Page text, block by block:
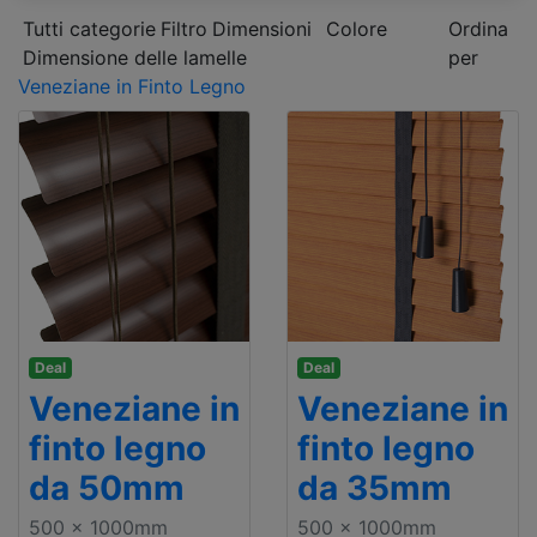
Tutti categorie Filtro Dimensioni
Colore
Dimensione delle lamelle
Ordina
per
Veneziane in Finto Legno
Deal
Veneziane in
finto legno
da 50mm
500 x 1000mm
Deal
Veneziane in
finto legno
da 35mm
500 x 1000mm